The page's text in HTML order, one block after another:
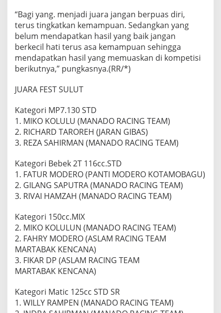
“Bagi yang. menjadi juara jangan berpuas diri,
terus tingkatkan kemampuan. Sedangkan yang
belum mendapatkan hasil yang baik jangan
berkecil hati terus asa kemampuan sehingga
mendapatkan hasil yang memuaskan di kompetisi
berikutnya,” pungkasnya.(RR/*)
JUARA FEST SULUT
Kategori MP7.130 STD
1. MIKO KOLULU (MANADO RACING TEAM)
2. RICHARD TAROREH (JARAN GIBAS)
3. REZA SAHIRMAN (MANADO RACING TEAM)
Kategori Bebek 2T 116cc.STD
1. FATUR MODERO (PANTI MODERO KOTAMOBAGU)
2. GILANG SAPUTRA (MANADO RACING TEAM)
3. RIVAI HAMZAH (MANADO RACING TEAM)
Kategori 150cc.MIX
2. MIKO KOLULUN (MANADO RACING TEAM)
2. FAHRY MODERO (ASLAM RACING TEAM
MARTABAK KENCANA)
3. FIKAR DP (ASLAM RACING TEAM
MARTABAK KENCANA)
Kategori Matic 125cc STD SR
1. WILLY RAMPEN (MANADO RACING TEAM)